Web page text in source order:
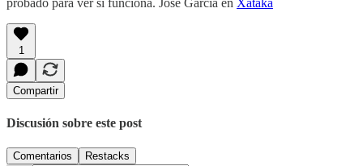
1
Compartir
Discusión sobre este post
Comentarios Restacks